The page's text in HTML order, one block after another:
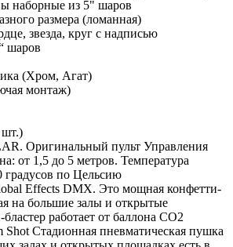
наборные из 5" шаров
размера (ломанная)
звезда, круг с надписью
шаров
(Хром, Агат)
монтаж)
шт.)
Оригинальный пульт Управления
от 1,5 до 5 метров. Температура
градусов по Цельсию
Effects DMX. Это мощная конфетти-
на большие залы и открытые
работает от баллона СО2
Shot Стадионная пневматическая пушка